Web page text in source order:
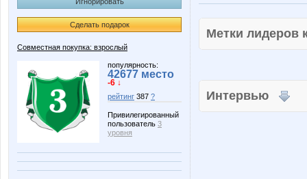
Сделать подарок
Совместная покупка: взрослый
популярность:
42677 место
-6 ↓
рейтинг 387 ?
Привилегированный
пользователь 3
уровня
Метки
Интервью